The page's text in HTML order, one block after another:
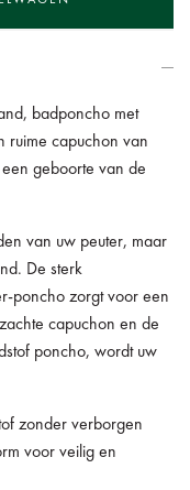
badponcho met
ruime capuchon van
geboorte van de
van uw peuter, maar
De sterk
poncho zorgt voor een
capuchon en de
poncho, wordt uw
zonder verborgen
voor veilig en